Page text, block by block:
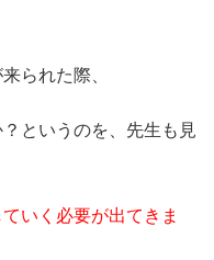
られた際、
というのを、先生も見
いく必要が出てきま